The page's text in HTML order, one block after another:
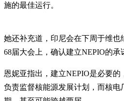
施的最佳运行。
她还补充道，印尼会在下周于维
68届大会上，确认建立NEPIO的承
恩妮亚指出，建立NEPIO是必要
负责监督核能源发展计划，而核